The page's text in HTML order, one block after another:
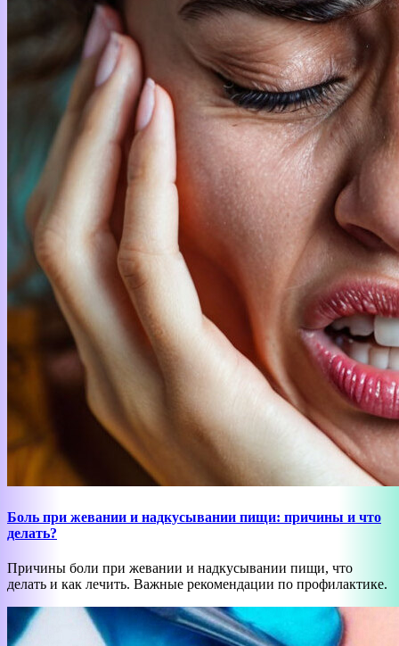
Боль при жевании и надкусывании пищи: причины и что
делать?
Причины боли при жевании и надкусывании пищи, что
делать и как лечить. Важные рекомендации по профилактике.